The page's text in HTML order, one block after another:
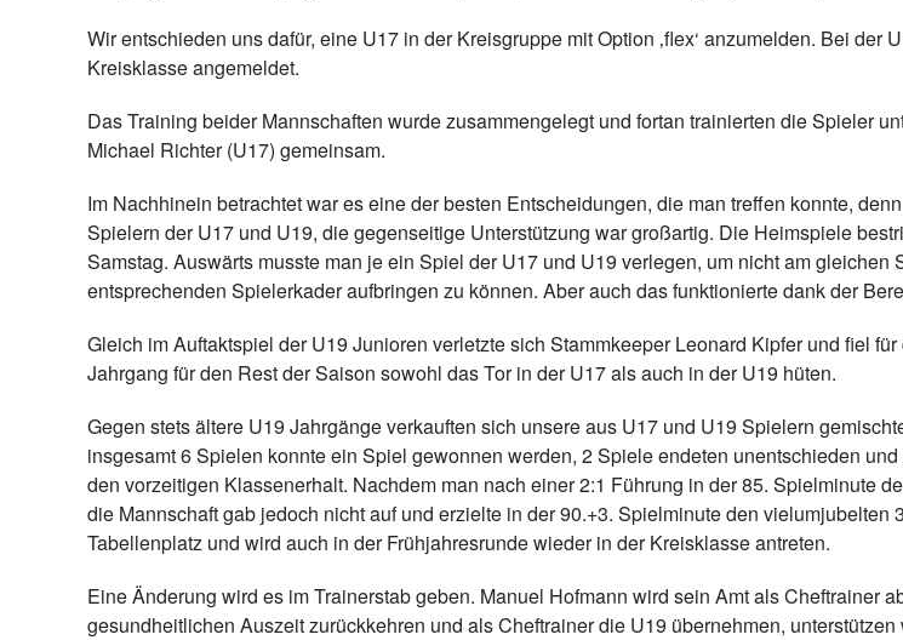
Wir entschieden uns dafür, eine U17 in der Kreisgruppe mit Option ‚flex‘ anzumelden. Bei
Kreisklasse angemeldet.
Das Training beider Mannschaften wurde zusammengelegt und fortan trainierten die Spieler
Michael Richter (U17) gemeinsam.
Im Nachhinein betrachtet war es eine der besten Entscheidungen, die man treffen konnte,
Spielern der U17 und U19, die gegenseitige Unterstützung war großartig. Die Heimspiele
Samstag. Auswärts musste man je ein Spiel der U17 und U19 verlegen, um nicht am
entsprechenden Spielerkader aufbringen zu können. Aber auch das funktionierte dank der
Gleich im Auftaktspiel der U19 Junioren verletzte sich Stammkeeper Leonard Kipfer und fiel
Jahrgang für den Rest der Saison sowohl das Tor in der U17 als auch in der U19 hüten.
Gegen stets ältere U19 Jahrgänge verkauften sich unsere aus U17 und U19 Spielern
insgesamt 6 Spielen konnte ein Spiel gewonnen werden, 2 Spiele endeten unentschieden
den vorzeitigen Klassenerhalt. Nachdem man nach einer 2:1 Führung in der 85. Spielminute
die Mannschaft gab jedoch nicht auf und erzielte in der 90.+3. Spielminute den
Tabellenplatz und wird auch in der Frühjahresrunde wieder in der Kreisklasse antreten.
Eine Änderung wird es im Trainerstab geben. Manuel Hofmann wird sein Amt als Cheftrainer
gesundheitlichen Auszeit zurückkehren und als Cheftrainer die U19 übernehmen,